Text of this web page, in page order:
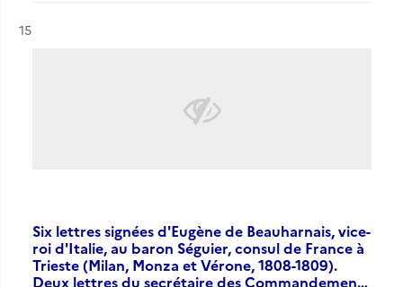
Résultat n°
15
Six lettres signées d'Eugène de Beauharnais, vice-
roi d'Italie, au baron Séguier, consul de France à
Trieste (Milan, Monza et Vérone, 1808-1809).
Deux lettres du secrétaire des Commandemen…